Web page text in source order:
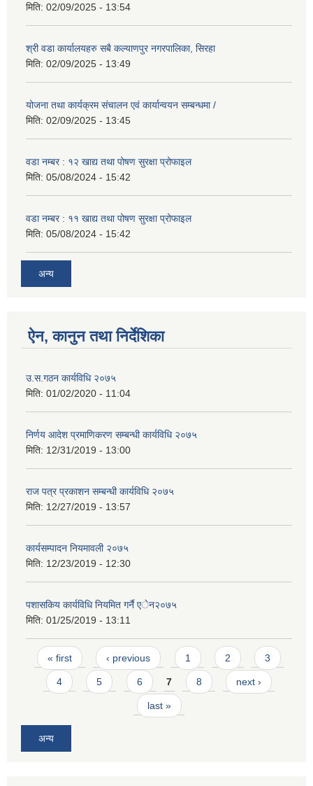
मिति: 02/09/2025 - 13:54
श्री वडा कार्यालयहरु सबै कल्याणपुर नगरपालिका, सिरहा
मिति: 02/09/2025 - 13:49
योजना तथा कार्यक्रम संचालन एवं कार्यान्वयन सम्बन्धमा /
मिति: 02/09/2025 - 13:45
वडा नम्बर : १२ खाद्य तथा पोषण सुरक्षा प्रोफाइल
मिति: 05/08/2024 - 15:42
वडा नम्बर : ११ खाद्य तथा पोषण सुरक्षा प्रोफाइल
मिति: 05/08/2024 - 15:42
अन्य
ऐन, कानुन तथा निर्देशिका
उ.स.गठन कार्यविधि २०७५
मिति: 01/02/2020 - 11:04
निर्णय आदेश प्रमाणिकरण सम्बन्धी कार्यविधि २०७५
मिति: 12/31/2019 - 13:00
राज पत्र प्रकाशन सम्बन्धी कार्यविधि २०७५
मिति: 12/27/2019 - 13:57
कार्यसम्पादन नियमावली २०७५
मिति: 12/23/2019 - 12:30
पशासकिय कार्यविधि नियमित गर्नै एेन२०७५
मिति: 01/25/2019 - 13:11
Pages
« first ‹ previous 1 2 3
4 5 6 7 8 next ›
last »
अन्य